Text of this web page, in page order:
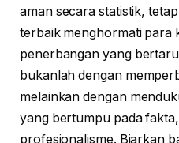
aman secara statistik,
terbaik menghormati para
penerbangan yang
bukanlah dengan
melainkan dengan
yang bertumpu pada
profesionalisme. Biarkan